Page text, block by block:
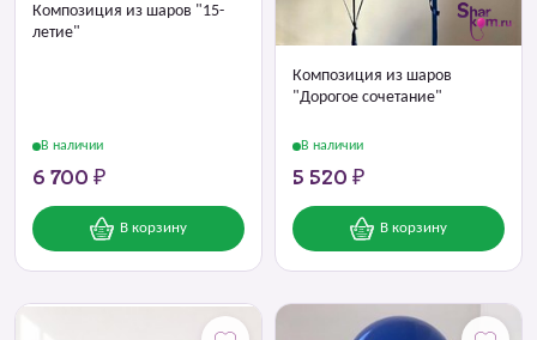
Композиция из шаров "15-
летие"
В наличии
6 700 ₽
В корзину
Композиция из шаров
"Дорогое сочетание"
В наличии
5 520 ₽
В корзину